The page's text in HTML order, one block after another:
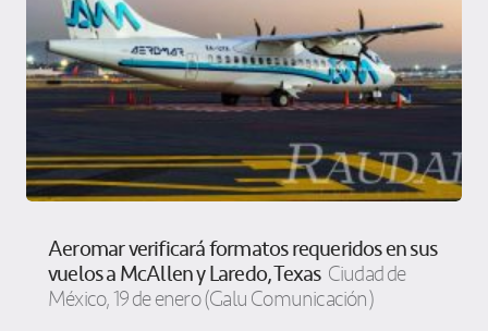
Aeromar verificará formatos requeridos en sus
vuelos a McAllen y Laredo, Texas Ciudad de
México, 19 de enero (Galu Comunicación)